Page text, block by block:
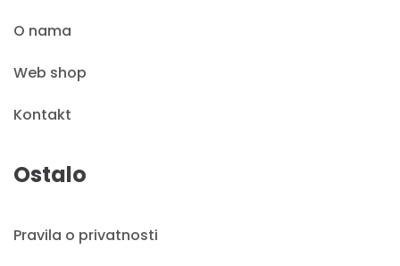
O nama
Web shop
Kontakt
Ostalo
Pravila o privatnosti